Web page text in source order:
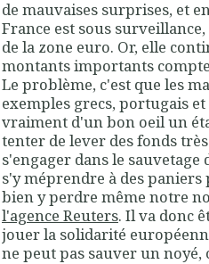
de mauvaises surprises, et
France est sous
de la zone euro. Or, elle
montants importants
Le problème, c'est que les
exemples grecs, portugais
vraiment d'un bon oeil un
tenter de lever des fonds
s'engager dans le sauvetage
s'y méprendre à des
bien y perdre même notre
l'agence Reuters. Il va donc
jouer la solidarité
ne peut pas sauver un noyé,